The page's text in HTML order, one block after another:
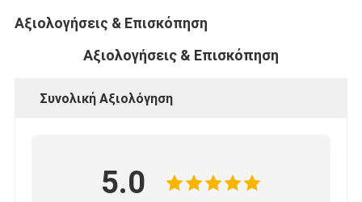
Αξιολογήσεις & Επισκόπηση
Αξιολογήσεις & Επισκόπηση
Συνολική Αξιολόγηση
5.0